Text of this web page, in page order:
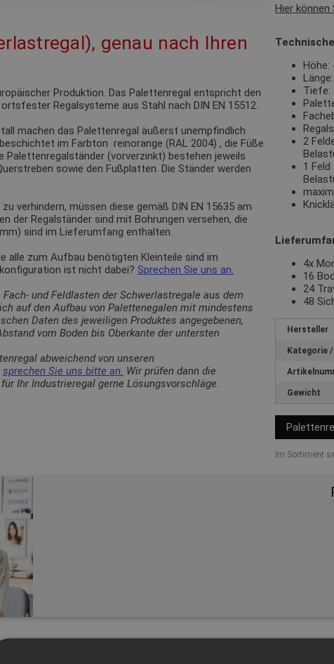
Hier
genau nach Ihren
Produktion. Das Palettenregal entspricht den
Regalsysteme aus Stahl nach DIN EN 15512.
machen das Palettenregal äußerst unempfindlich
im Farbton reinorange (RAL 2004) , die Füße
Palettenregalständer (vorverzinkt) bestehen jeweils
sowie den Fußplatten. Die Ständer werden
verhindern, müssen diese gemäß DIN EN 15635 am
der Regalständer sind mit Bohrungen versehen, die
sind im Lieferumfang enthalten.
alle zum Aufbau benötigten Kleinteile sind im
ist nicht dabei? Sprechen Sie uns an.
und Feldlasten der Schwerlastregale aus dem
auf den Aufbau von Palettenegalen mit mindestens
Daten des jeweiligen Produktes angegebenen,
vom Boden bis Oberkante der untersten
abweichend von unseren
sprechen Sie uns bitte an. Wir prüfen dann die
Ihr Industrieregal gerne Lösungsvorschläge.
Höhe:
Tiefe:
2
1
4x
16
24
48
Hersteller
Kategorie
Gewicht
Im Sortiment
Produktsicherheitsverordnung das hier angebotene Produkt